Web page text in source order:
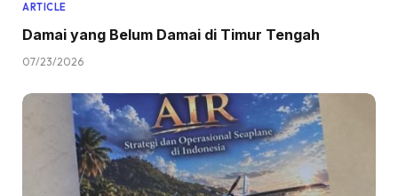
ARTICLE
Damai yang Belum Damai di Timur Tengah
07/23/2026